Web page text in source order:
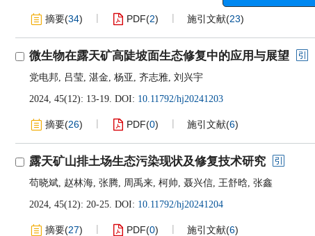
摘要(34) PDF(2) 施引文献(23)
微生物在露天矿高陡坡面生态修复中的应用与展望
党电邦, 吕莹, 湛金, 杨亚 , 齐志雅, 刘兴宇
2024, 45(12): 13-19. DOI: 10.11792/hj20241203
摘要(26) PDF(0) 施引文献(6)
露天矿山排土场生态污染现状及修复技术研究
苟晓斌, 赵林海, 张腾, 周禹来, 柯帅, 聂兴信, 王舒晗, 张鑫
2024, 45(12): 20-25. DOI: 10.11792/hj20241204
摘要(27) PDF(0) 施引文献(6)